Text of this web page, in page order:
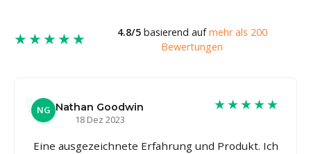
★★★★★ 4.8/5basierend aufmehr als 200
Bewertungen
NG Nathan Goodwin
18 Dez 2023
★★★★★
Eine ausgezeichnete Erfahrung und Produkt. Ich